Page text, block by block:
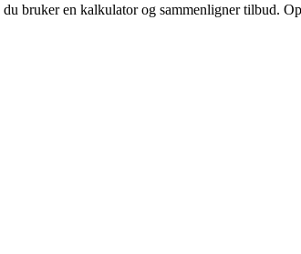
bruker en kalkulator og sammenligner tilbud.